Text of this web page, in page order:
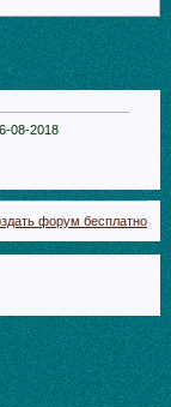
08-2018
форум бесплатно